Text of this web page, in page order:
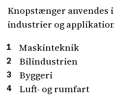
Knopstænger anvendes
industrier og
Maskinteknik
Bilindustrien
Byggeri
Luft- og rumfart